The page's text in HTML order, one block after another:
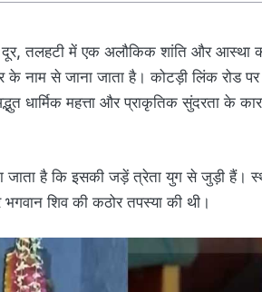
दूर, तलहटी में एक अलौकिक शांति और आस्था
के नाम से जाना जाता है। कोटड़ी लिंक रोड
धार्मिक महत्ता और प्राकृतिक सुंदरता के
जाता है कि इसकी जड़ें त्रेता युग से जुड़ी हैं।
शिव की कठोर तपस्या की थी।